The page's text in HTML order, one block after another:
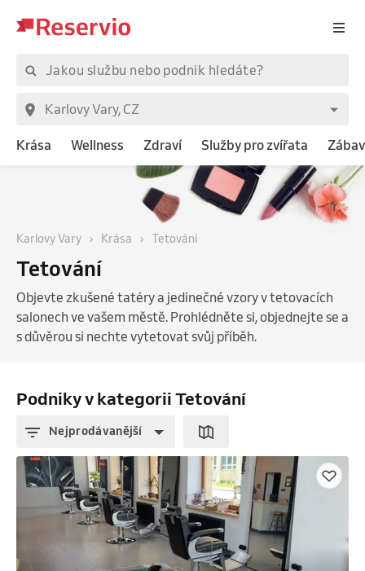
Krása Wellness Zdraví Služby pro zvířata
Karlovy Vary Krása Tetování
Tetování
Objevte zkušené tatéry a jedinečné vzory v tetovacích
salonech ve vašem městě. Prohlédněte si, objednejte se a
s důvěrou si nechte vytetovat svůj příběh.
Podniky v kategorii Tetování
Nejprodávanější